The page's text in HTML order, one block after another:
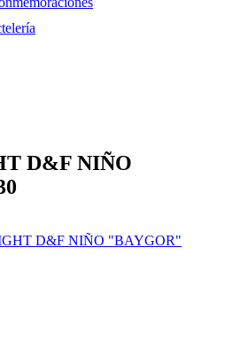
D&F NIÑO
D&F NIÑO "BAYGOR"